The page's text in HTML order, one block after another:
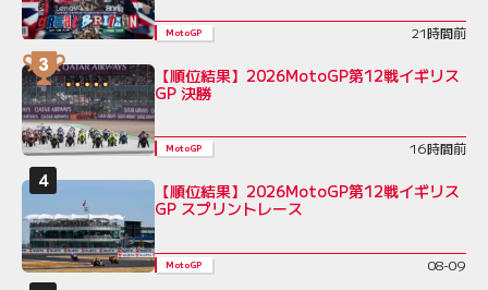
MotoGP 21時間前
【順位結果】2026MotoGP第12戦イギリス
GP 決勝
MotoGP 16時間前
【順位結果】2026MotoGP第12戦イギリス
GP スプリントレース
MotoGP 08-09